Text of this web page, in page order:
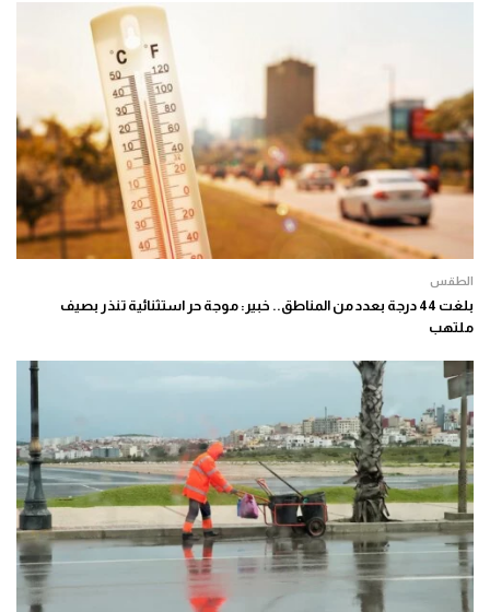
الطقس
بلغت 44 درجة بعدد من المناطق.. خبير: موجة حر استثنائية تنذر بصيف
ملتهب